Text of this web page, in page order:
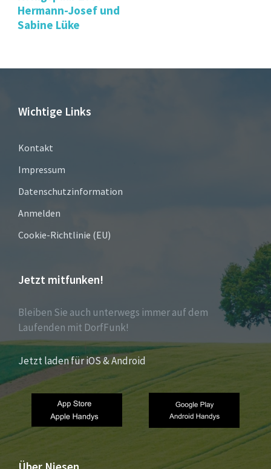
Hermann-Josef und
Sabine Lüke
Wichtige Links
Kontakt
Impressum
Datenschutzinformation
Anmelden
Cookie-Richtlinie (EU)
Jetzt mitfunken!
Bleiben Sie auch unterwegs immer auf dem
Laufenden mit DorfFunk!
Jetzt laden für iOS & Android